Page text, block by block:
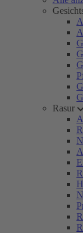
Rasur